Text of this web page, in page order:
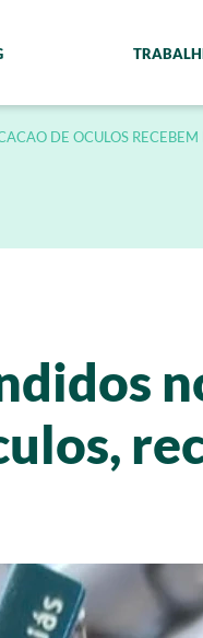
DE OCULOS